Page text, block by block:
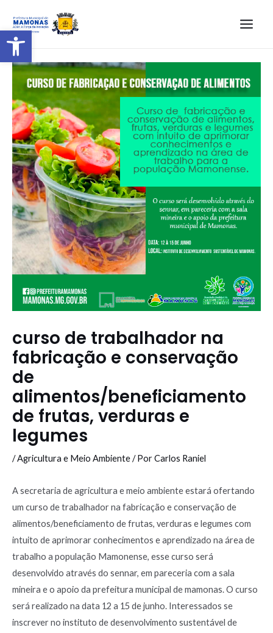
Barra de Ferramentas Aberta
curso de trabalhador na
fabricação e conservação
de
alimentos/beneficiamento
de frutas, verduras e
legumes
/Agricultura e Meio Ambiente/ PorCarlos Raniel
A secretaria de agricultura e meio ambiente estará ofertando
um curso de trabalhador na fabricação e conservação de
alimentos/beneficiamento de frutas, verduras e legumes com
intuito de aprimorar conhecimentos e aprendizado na área de
trabalho a população Mamonense, esse curso será
desenvolvido através do sennar, em pareceria com a sala
mineira e o apoio da prefeitura municipal de mamonas. O curso
será realizado na data 12 a 15 de junho. Interessados se
inscrever no instituto de desenvolvimento sustentável de